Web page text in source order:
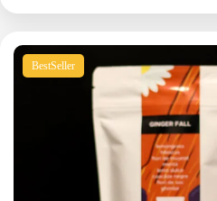
BestSellerIngrediente:Coacăze negre,
Flori de soc, Ghimbir,
Lemongrass, Mentă
Timp de preparare:7-9 minute
Cantitate:
100g
Descoperă mai multe